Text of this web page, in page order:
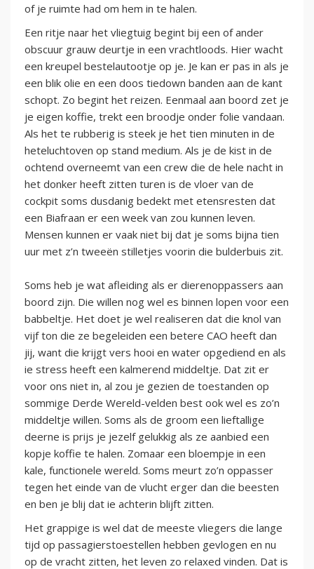
of je ruimte had om hem in te halen.
Een ritje naar het vliegtuig begint bij een of ander
obscuur grauw deurtje in een vrachtloods. Hier wacht
een kreupel bestelautootje op je. Je kan er pas in als je
een blik olie en een doos tiedown banden aan de kant
schopt. Zo begint het reizen. Eenmaal aan boord zet je
je eigen koffie, trekt een broodje onder folie vandaan.
Als het te rubberig is steek je het tien minuten in de
heteluchtoven op stand medium. Als je de kist in de
ochtend overneemt van een crew die de hele nacht in
het donker heeft zitten turen is de vloer van de
cockpit soms dusdanig bedekt met etensresten dat
een Biafraan er een week van zou kunnen leven.
Mensen kunnen er vaak niet bij dat je soms bijna tien
uur met z’n tweeën stilletjes voorin die bulderbuis zit.
Soms heb je wat afleiding als er dierenoppassers aan
boord zijn. Die willen nog wel es binnen lopen voor een
babbeltje. Het doet je wel realiseren dat die knol van
vijf ton die ze begeleiden een betere CAO heeft dan
jij, want die krijgt vers hooi en water opgediend en als
ie stress heeft een kalmerend middeltje. Dat zit er
voor ons niet in, al zou je gezien de toestanden op
sommige Derde Wereld-velden best ook wel es zo’n
middeltje willen. Soms als de groom een lieftallige
deerne is prijs je jezelf gelukkig als ze aanbied een
kopje koffie te halen. Zomaar een bloempje in een
kale, functionele wereld. Soms meurt zo’n oppasser
tegen het einde van de vlucht erger dan die beesten
en ben je blij dat ie achterin blijft zitten.
Het grappige is wel dat de meeste vliegers die lange
tijd op passagierstoestellen hebben gevlogen en nu
op de vracht zitten, het leven zo relaxed vinden. Dat is